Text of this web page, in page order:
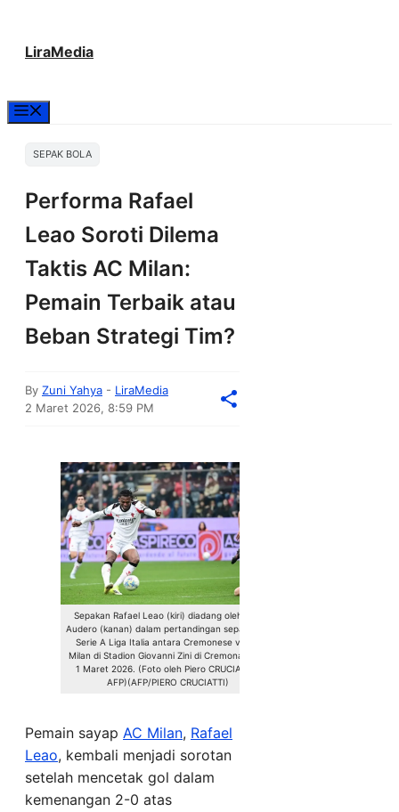
LiraMedia
SEPAK BOLA
Performa Rafael
Leao Soroti Dilema
Taktis AC Milan:
Pemain Terbaik atau
Beban Strategi Tim?
By Zuni Yahya - LiraMedia
2 Maret 2026, 8:59 PM
Sepakan Rafael Leao (kiri) diadang oleh Emil
Audero (kanan) dalam pertandingan sepak bola
Serie A Liga Italia antara Cremonese vs AC
Milan di Stadion Giovanni Zini di Cremona pada
1 Maret 2026. (Foto oleh Piero CRUCIATTI /
AFP)(AFP/PIERO CRUCIATTI)
Pemain sayap AC Milan, Rafael
Leao, kembali menjadi sorotan
setelah mencetak gol dalam
kemenangan 2-0 atas